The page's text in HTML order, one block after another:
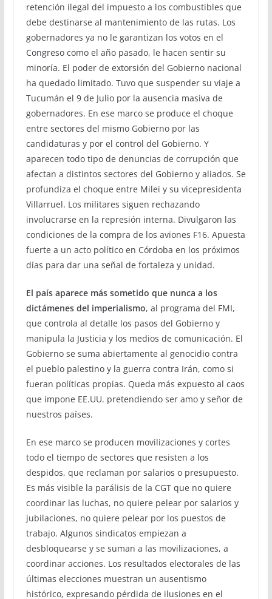
retención ilegal del impuesto a los combustibles que
debe destinarse al mantenimiento de las rutas. Los
gobernadores ya no le garantizan los votos en el
Congreso como el año pasado, le hacen sentir su
minoría. El poder de extorsión del Gobierno nacional
ha quedado limitado. Tuvo que suspender su viaje a
Tucumán el 9 de Julio por la ausencia masiva de
gobernadores. En ese marco se produce el choque
entre sectores del mismo Gobierno por las
candidaturas y por el control del Gobierno. Y
aparecen todo tipo de denuncias de corrupción que
afectan a distintos sectores del Gobierno y aliados. Se
profundiza el choque entre Milei y su vicepresidenta
Villarruel. Los militares siguen rechazando
involucrarse en la represión interna. Divulgaron las
condiciones de la compra de los aviones F16. Apuesta
fuerte a un acto político en Córdoba en los próximos
días para dar una señal de fortaleza y unidad.
El país aparece más sometido que nunca a los
dictámenes del imperialismo, al programa del FMI,
que controla al detalle los pasos del Gobierno y
manipula la Justicia y los medios de comunicación. El
Gobierno se suma abiertamente al genocidio contra
el pueblo palestino y la guerra contra Irán, como si
fueran políticas propias. Queda más expuesto al caos
que impone EE.UU. pretendiendo ser amo y señor de
nuestros países.
En ese marco se producen movilizaciones y cortes
todo el tiempo de sectores que resisten a los
despidos, que reclaman por salarios o presupuesto.
Es más visible la parálisis de la CGT que no quiere
coordinar las luchas, no quiere pelear por salarios y
jubilaciones, no quiere pelear por los puestos de
trabajo. Algunos sindicatos empiezan a
desbloquearse y se suman a las movilizaciones, a
coordinar acciones. Los resultados electorales de las
últimas elecciones muestran un ausentismo
histórico, expresando pérdida de ilusiones en el